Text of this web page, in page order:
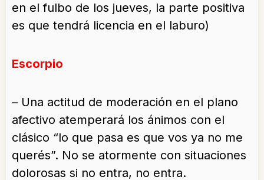
en el fulbo de los jueves, la parte positiva
es que tendrá licencia en el laburo)
Escorpio
– Una actitud de moderación en el plano
afectivo atemperará los ánimos con el
clásico “lo que pasa es que vos ya no me
querés”. No se atormente con situaciones
dolorosas si no entra, no entra.